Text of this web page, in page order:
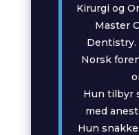
Kirurgi og
Master
Dentistry.
Norsk
Hun tilbyr
med
Hun